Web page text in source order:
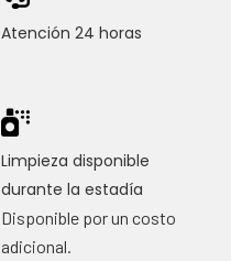
Atención 24 horas
Limpieza disponible
durante la estadía
Disponible por un costo
adicional.